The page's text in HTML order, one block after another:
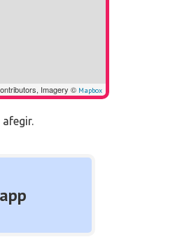
Imagery © Mapbox